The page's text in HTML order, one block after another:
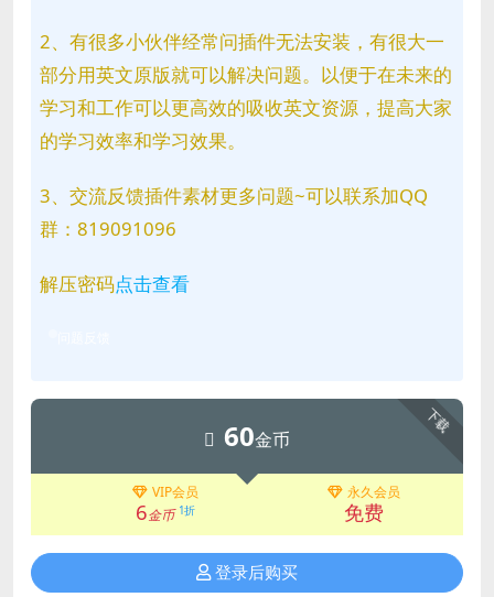
2、有很多小伙伴经常问插件无法安装，有很大一
部分用英文原版就可以解决问题。以便于在未来的
学习和工作可以更高效的吸收英文资源，提高大家
的学习效率和学习效果。
3、交流反馈插件素材更多问题~可以联系加QQ
群：819091096
解压密码点击查看
下载
60金币
VIP会员
6金币 1折
永久会员
免费
登录后购买